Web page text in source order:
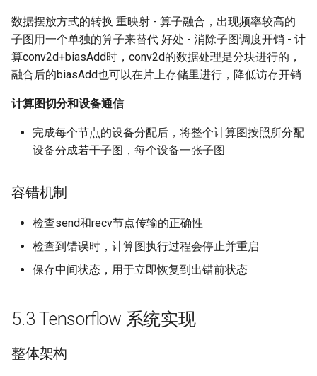
数据摆放方式的转换 重映射 - 算子融合，出现频率较高的
子图用一个单独的算子来替代 好处 - 消除子图调度开销 - 计
算conv2d+biasAdd时，conv2d的数据处理是分块进行的，
融合后的biasAdd也可以在片上存储里进行，降低访存开销
计算图切分和设备通信
完成每个节点的设备分配后，将整个计算图按照所分配
设备分成若干子图，每个设备一张子图
容错机制
检查send和recv节点传输的正确性
检查到错误时，计算图执行过程会停止并重启
保存中间状态，用于立即恢复到出错前状态
5.3 Tensorflow 系统实现
整体架构